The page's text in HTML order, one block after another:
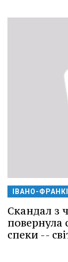
ІВАНО-
Скандал з
повернула
спеки --